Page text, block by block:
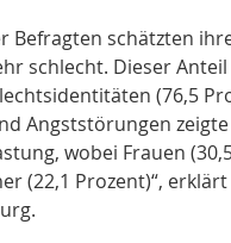
Befragten schätzten
schlecht. Dieser
(76,5
Angststörungen
wobei Frauen
(22,1 Prozent)“,